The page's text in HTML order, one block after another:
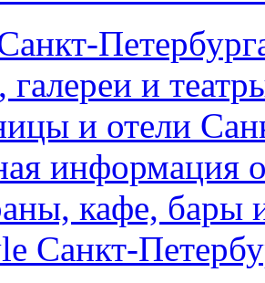
и
и отели
информация
кафе, бары
Санкт-